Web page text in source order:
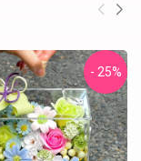
- 25%